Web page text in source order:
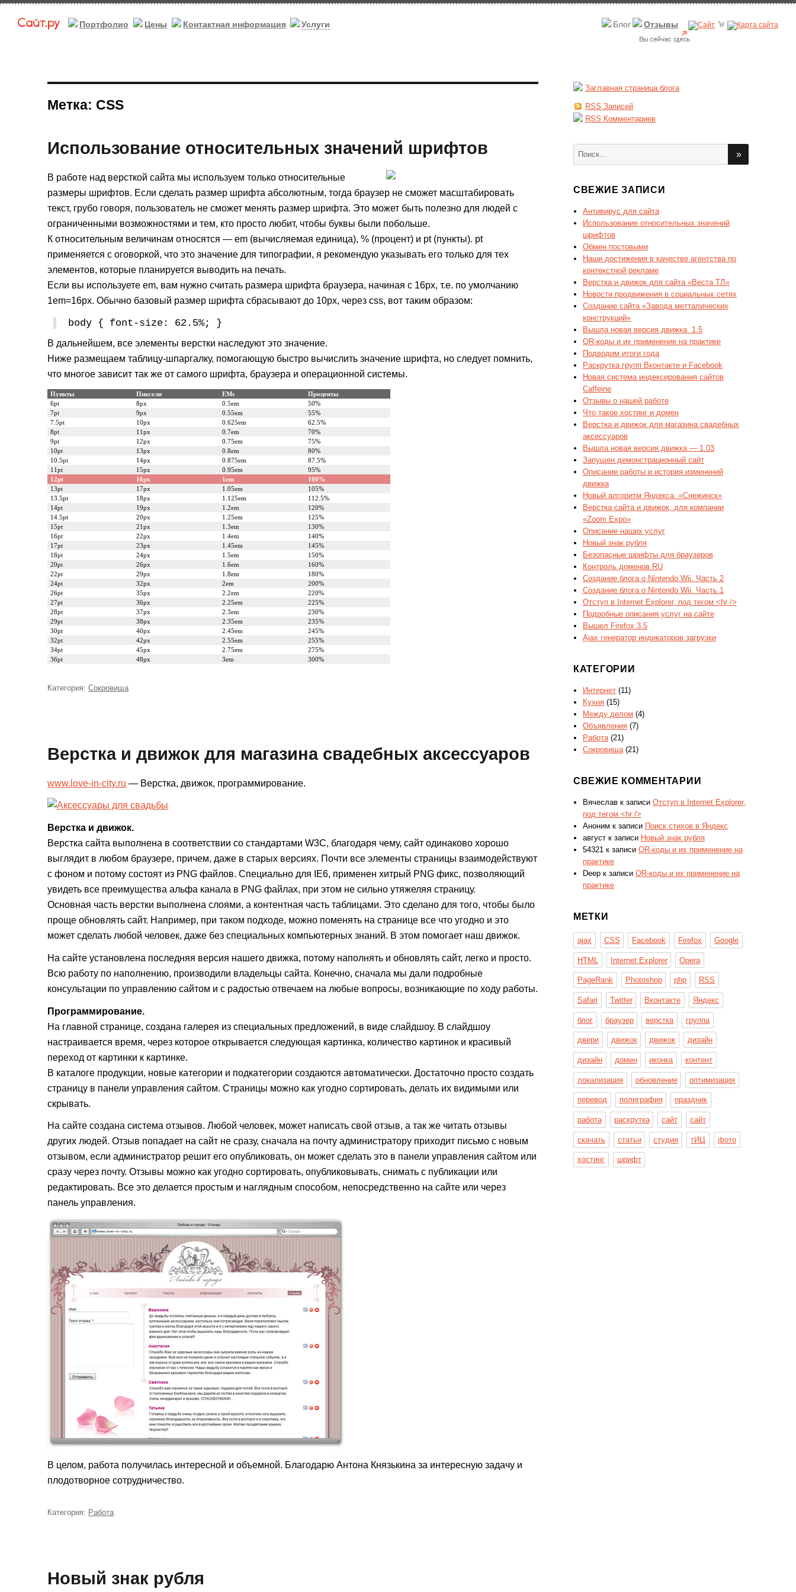
Портфолио Цены Контактная информация Услуги Блог Отзывы
Метка: CSS
Использование относительных значений шрифтов
В работе над версткой сайта мы используем только относительные
размеры шрифтов. Если сделать размер шрифта абсолютным, тогда браузер не сможет масштабировать
текст, грубо говоря, пользователь не сможет менять размер шрифта. Это может быть полезно для людей с
ограниченными возможностями и тем, кто просто любит, чтобы буквы были побольше.
К относительным величинам относятся — em (вычисляемая единица), % (процент) и pt (пункты). pt
применяется с оговоркой, что это значение для типографии, я рекомендую указывать его только для тех
элементов, которые планируется выводить на печать.
Если вы используете em, вам нужно считать размера шрифта браузера, начиная с 16px, т.е. по умолчанию
1em=16px. Обычно базовый размер шрифта сбрасывают до 10px, через css, вот таким образом:
body { font-size: 62.5%; }
В дальнейшем, все элементы верстки наследуют это значение.
Ниже размещаем таблицу-шпаргалку, помогающую быстро вычислить значение шрифта, но следует помнить,
что многое зависит так же от самого шрифта, браузера и операционной системы.
Пункты Пиксели EMs
Проценты
6pt
8px 0.5em
50%
7pt
9px 0.55em
55%
7.5pt
10px 0.625em
62.5%
8pt
11px 0.7em
70%
9pt
12px 0.75em
75%
10pt
13px 0.8em
80%
10.5pt
14px 0.875em
87.5%
11pt
15px 0.95em
95%
12pt
16px 1em
100%
13pt
17px 1.05em
105%
13.5pt
18px 1.125em
112.5%
14pt
19px 1.2em
120%
14.5pt
20px 1.25em
125%
15pt
21px 1.3em
130%
16pt
22px 1.4em
140%
17pt
23px 1.45em
145%
18pt
24px 1.5em
150%
20pt
26px 1.6em
160%
22pt
29px 1.8em
180%
24pt
32px 2em
200%
26pt
35px 2.2em
220%
27pt
36px 2.25em
225%
28pt
37px 2.3em
230%
29pt
38px 2.35em
235%
30pt
40px 2.45em
245%
32pt
42px 2.55em
255%
34pt
45px 2.75em
275%
36pt
48px 3em 300%
Категория:Рубрики
Сокровища
Верстка и движок для магазина свадебных аксессуаров
www.love-in-city.ru — Верстка, движок, программирование.
Верстка и движок.
Верстка сайта выполнена в соответствии со стандартами W3C, благодаря чему, сайт одинаково хорошо
выглядит в любом браузере, причем, даже в старых версиях. Почти все элементы страницы взаимодействуют
с фоном и потому состоят из PNG файлов. Специально для IE6, применен хитрый PNG фикс, позволяющий
увидеть все преимущества альфа канала в PNG файлах, при этом не сильно утяжеляя страницу.
Основная часть верстки выполнена слоями, а контентная часть таблицами. Это сделано для того, чтобы было
проще обновлять сайт. Например, при таком подходе, можно поменять на странице все что угодно и это
может сделать любой человек, даже без специальных компьютерных знаний. В этом помогает наш движок.
На сайте установлена последняя версия нашего движка, потому наполнять и обновлять сайт, легко и просто.
Всю работу по наполнению, производили владельцы сайта. Конечно, сначала мы дали подробные
консультации по управлению сайтом и с радостью отвечаем на любые вопросы, возникающие по ходу работы.
Программирование.
На главной странице, создана галерея из специальных предложений, в виде слайдшоу. В слайдшоу
настраивается время, через которое открывается следующая картинка, количество картинок и красивый
переход от картинки к картинке.
В каталоге продукции, новые категории и подкатегории создаются автоматически. Достаточно просто создать
страницу в панели управления сайтом. Страницы можно как угодно сортировать, делать их видимыми или
скрывать.
На сайте создана система отзывов. Любой человек, может написать свой отзыв, а так же читать отзывы
других людей. Отзыв попадает на сайт не сразу, сначала на почту администратору приходит письмо с новым
отзывом, если администратор решит его опубликовать, он может сделать это в панели управления сайтом или
сразу через почту. Отзывы можно как угодно сортировать, опубликовывать, снимать с публикации или
редактировать. Все это делается простым и наглядным способом, непосредственно на сайте или через
панель управления.
В целом, работа получилась интересной и объемной. Благодарю Антона Князькина за интересную задачу и
плодотворное сотрудничество.
Категория: Рубрики
Работа
Новый знак рубля
Заглавная страница блога
RSS Записей
RSS Комментариев
Искать:
СВЕЖИЕ ЗАПИСИ
Антивирус для сайта
Использование относительных значений
шрифтов
Обмен постовыми
Наши достижения в качестве агентства по
контекстной рекламе
Верстка и движок для сайта «Веста ТЛ»
Новости продвижения в социальных сетях
Создание сайта «Завода метталических
конструкций»
Вышла новая версия движка  1.5
QR-коды и их применение на практике
Подводим итоги года
Раскрутка групп Вконтакте и Facebook
Новая система индексирования сайтов
Caffeine
Отзывы о нашей работе
Что такое хостинг и домен
Верстка и движок для магазина свадебных
аксессуаров
Вышла новая версия движка — 1.03
Запущен демонстрационный сайт
Описание работы и история изменений
движка
Новый алгоритм Яндекса  «Снежинск»
Верстка сайта и движок, для компании
«Zoom Expo»
Описание наших услуг
Новый знак рубля
Безопасные шрифты для браузеров
Контроль доменов RU
Создание блога о Nintendo Wii. Часть 2
Создание блога о Nintendo Wii. Часть 1
Отступ в Internet Explorer, под тегом <hr />
Подробные описания услуг на сайте
Вышел Firefox 3.5
Ajax генератор индикаторов загрузки
КАТЕГОРИИ
Интернет(11)
Кухня(15)
Между делом (4)
Объявления(7)
Работа(21)
Сокровища(21)
СВЕЖИЕ КОММЕНТАРИИ
Вячеславк записи Отступ в Internet Explorer,
под тегом <hr />
Аноним к записи Поиск стихов в Яндекс
августк записи Новый знак рубля
54321к записи QR-коды и их применение на
практике
Deepк записи QR-коды и их применение на
практике
МЕТКИ
ajax CSS Facebook Firefox Google
HTML Internet Explorer Opera
PageRank Photoshop php RSS
Safari Twitter Вконтакте Яндекс
блог браузер верстка группа
двери движок движок дизайн
дизайн домен иконка контент
локализация обновление оптимизация
перевод полиграфия праздник
работа раскрутка сайт сайт
скачать статьи студия тИЦ фото
хостинг шрифт